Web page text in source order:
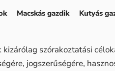
Macskás gazdik Kutyás
szórakoztatási
jogszerűségére,